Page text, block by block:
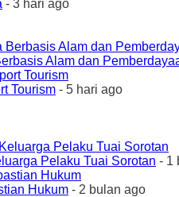
- 3 hari ago
Alam dan
Tourism - 5 hari ago
Pelaku Tuai Sorotan - 1
Hukum - 2 bulan ago